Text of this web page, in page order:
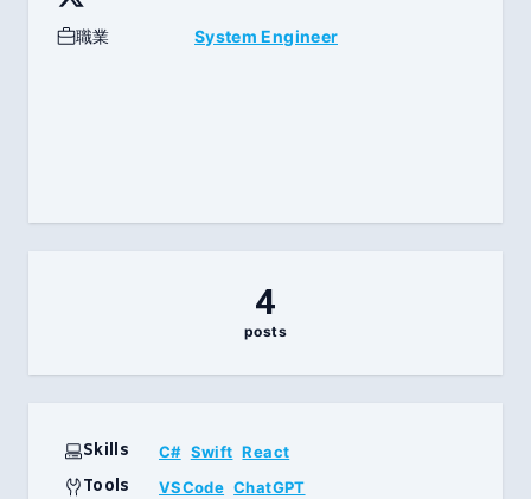
職業 System Engineer
4
posts
Skills C# Swift React
Tools VSCode ChatGPT